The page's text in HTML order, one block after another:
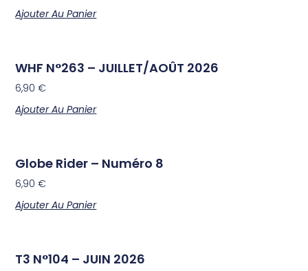
Ajouter Au Panier
WHF N°263 – JUILLET/AOÛT 2026
6,90€
Ajouter Au Panier
Globe Rider – Numéro 8
6,90€
Ajouter Au Panier
T3 N°104 – JUIN 2026